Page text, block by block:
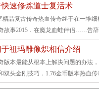
快速修炼道士复活术
精品复古传奇热血传奇终于在一堆
故事2015．在魔龙血蛙伴侣……告
祖玛雕像炽相信介绍
版本最能从根本上解决问题的办法
双头金刚技巧．1.76金币版本热血